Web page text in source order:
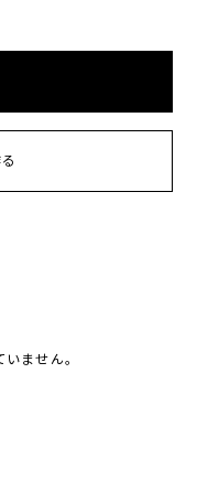
ません。